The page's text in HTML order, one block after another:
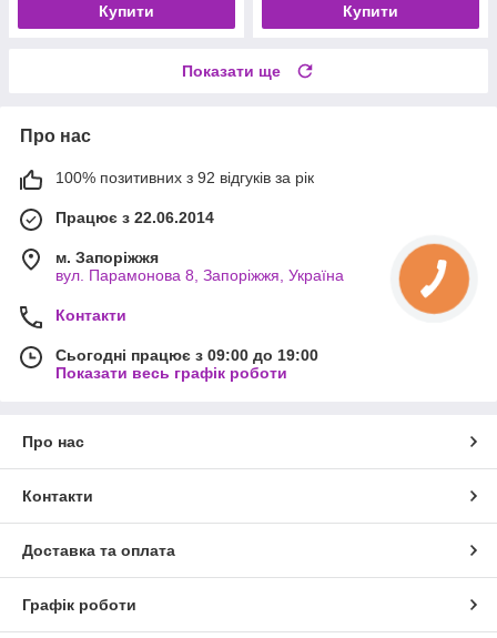
Купити Купити
Показати ще
Про нас
100% позитивних з 92 відгуків за рік
Працює з 22.06.2014
м. Запоріжжя
вул. Парамонова 8, Запоріжжя, Україна
Контакти
Сьогодні працює з 09:00 до 19:00
Показати весь графік роботи
Про нас
Контакти
Доставка та оплата
Графік роботи